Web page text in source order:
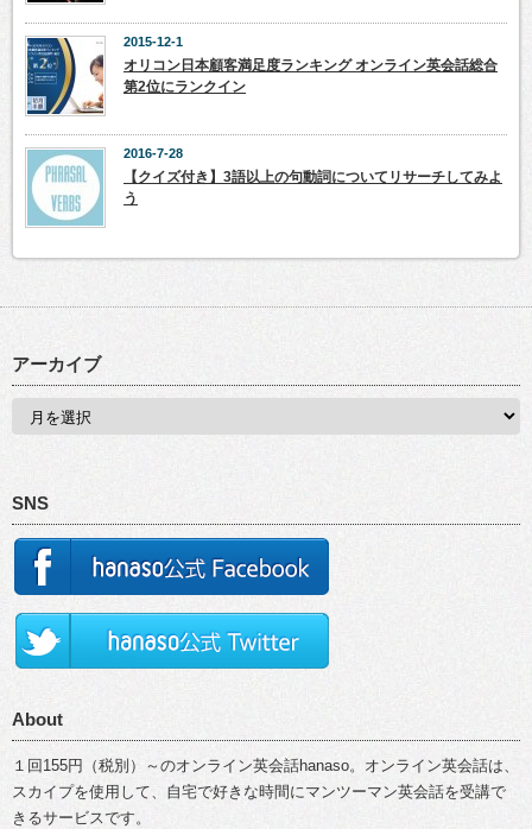
2015-12-1
オリコン日本顧客満足度ランキング オンライン英会話総合
第2位にランクイン
2016-7-28
【クイズ付き】3語以上の句動詞についてリサーチしてみよ
う
アーカイブ
SNS
About
１回155円（税別）～のオンライン英会話hanaso。オンライン英会話は、
スカイプを使用して、自宅で好きな時間にマンツーマン英会話を受講で
きるサービスです。